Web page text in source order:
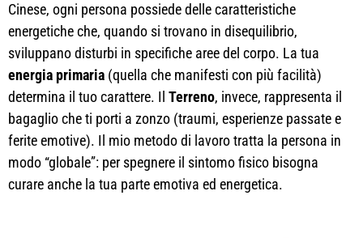
Cinese, ogni persona possiede delle caratteristiche
energetiche che, quando si trovano in disequilibrio,
sviluppano disturbi in specifiche aree del corpo. La tua
energia primaria (quella che manifesti con più facilità)
determina il tuo carattere. Il Terreno, invece, rappresenta il
bagaglio che ti porti a zonzo (traumi, esperienze passate e
ferite emotive). Il mio metodo di lavoro tratta la persona in
modo “globale”: per spegnere il sintomo fisico bisogna
curare anche la tua parte emotiva ed energetica.